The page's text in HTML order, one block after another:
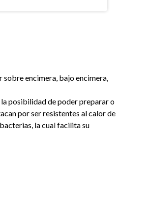
encimera, bajo encimera,
posibilidad de poder preparar o
por ser resistentes al calor de
la cual facilita su